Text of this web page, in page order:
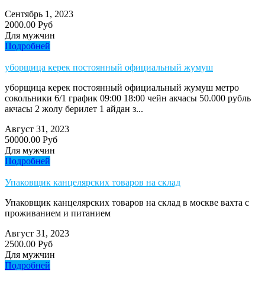
Сентябрь 1, 2023
2000.00 Руб
Для мужчин
Подробней
уборщица керек постоянный официальный жумуш
уборщица керек постоянный официальный жумуш метро
сокольники 6/1 график 09:00 18:00 чейн акчасы 50.000 рубль
акчасы 2 жолу берилет 1 айдан з...
Август 31, 2023
50000.00 Руб
Для мужчин
Подробней
Упаковщик канцелярских товаров на склад
Упаковщик канцелярских товаров на склад в москве вахта с
проживанием и питанием
Август 31, 2023
2500.00 Руб
Для мужчин
Подробней